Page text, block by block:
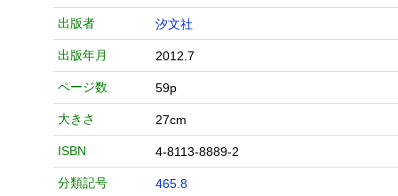
出版者 汐文社
出版年月 2012.7
ページ数 59p
大きさ 27cm
ISBN 4-8113-8889-2
分類記号 465.8